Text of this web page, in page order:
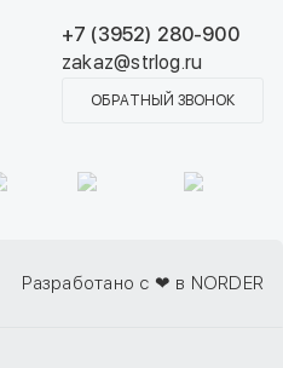
+7 (3952) 280-900
zakaz@strlog.ru
ОБРАТНЫЙ ЗВОНОК
Разработано с ❤ в NORDER